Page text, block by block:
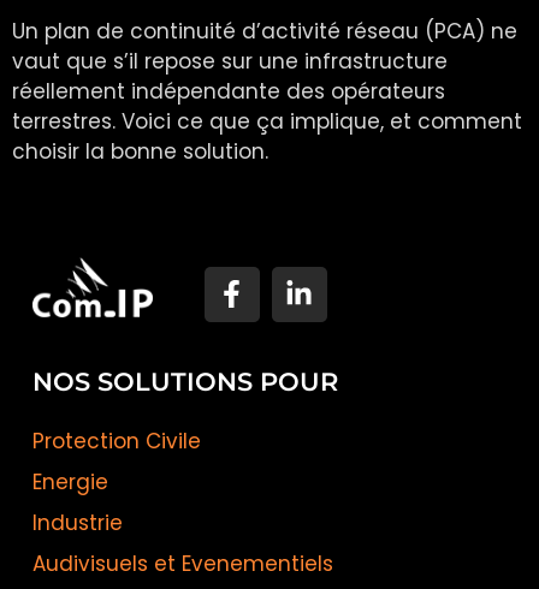
Un plan de continuité d’activité réseau (PCA) ne
vaut que s’il repose sur une infrastructure
réellement indépendante des opérateurs
terrestres. Voici ce que ça implique, et comment
choisir la bonne solution.
NOS SOLUTIONS POUR
Protection Civile
Energie
Industrie
Audivisuels et Evenementiels